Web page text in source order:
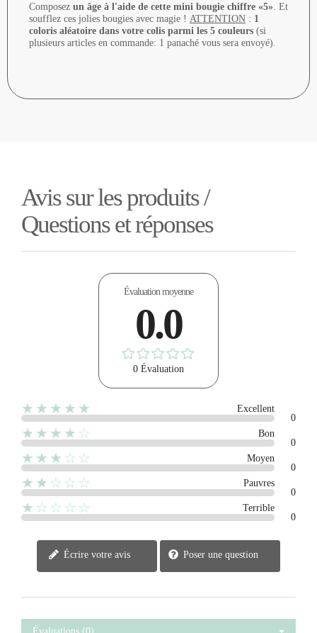
Composez un âge à l'aide de cette mini bougie chiffre «5» . Et
soufflez ces jolies bougies avec magie ! ATTENTION : 1
coloris aléatoire dans votre colis parmi les 5 couleurs (si
plusieurs articles en commande: 1 panaché vous sera envoyé).
Avis sur les produits /
Questions et réponses
Évaluation moyenne
0.0
0 Évaluation
★★★★★
Excellent
0
★★★★☆
Bon
0
★★★☆☆
Moyen
0
★★☆☆☆
Pauvres
0
★☆☆☆☆
Terrible
0
Écrire votre avis Poser une question